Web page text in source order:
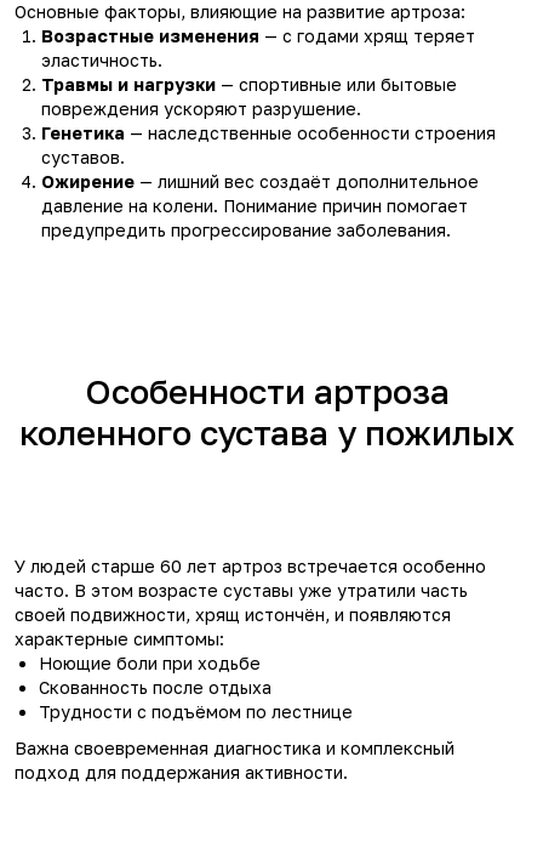
Основные факторы, влияющие на развитие артроза:
Возрастные изменения — с годами хрящ теряет
эластичность.
Травмы и нагрузки — спортивные или бытовые
повреждения ускоряют разрушение.
Генетика — наследственные особенности строения
суставов.
Ожирение — лишний вес создаёт дополнительное
давление на колени. Понимание причин помогает
предупредить прогрессирование заболевания.
Особенности артроза
коленного сустава у пожилых
У людей старше 60 лет артроз встречается особенно
часто. В этом возрасте суставы уже утратили часть
своей подвижности, хрящ истончён, и появляются
характерные симптомы:
Ноющие боли при ходьбе
Скованность после отдыха
Трудности с подъёмом по лестнице
Важна своевременная диагностика и комплексный
подход для поддержания активности.